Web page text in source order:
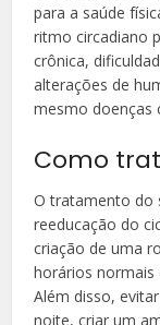
para a saúde
ritmo circadiano
crônica,
alterações de
mesmo doenças
Como
O tratamento do
reeducação do
criação de uma
horários normais
Além disso,
noite, criar um